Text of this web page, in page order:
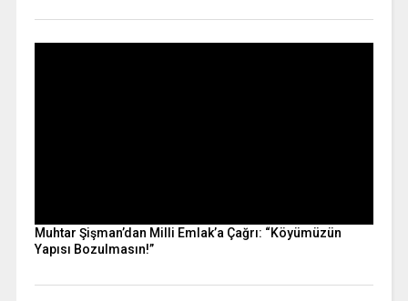
Muhtar Şişman’dan Milli Emlak’a Çağrı: “Köyümüzün
Yapısı Bozulmasın!”